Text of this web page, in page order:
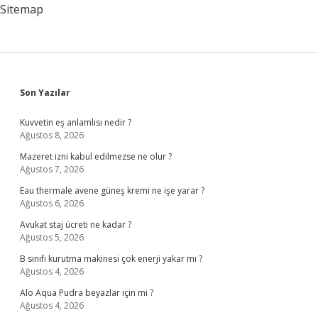
Sitemap
Sidebar
Son Yazılar
Kuvvetin eş anlamlısı nedir ?
Ağustos 8, 2026
Mazeret izni kabul edilmezse ne olur ?
Ağustos 7, 2026
Eau thermale avene güneş kremi ne işe yarar ?
Ağustos 6, 2026
Avukat staj ücreti ne kadar ?
Ağustos 5, 2026
B sınıfı kurutma makinesi çok enerji yakar mı ?
Ağustos 4, 2026
Alo Aqua Pudra beyazlar için mi ?
Ağustos 4, 2026